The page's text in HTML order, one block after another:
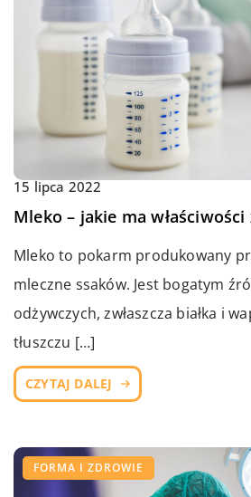
15 lipca 2022
Mleko – jakie ma
Mleko to pokarm produkowany
mleczne ssaków. Jest bogatym
odżywczych, zwłaszcza białka i
tłuszczu […]
CZYTAJ DALEJ
FORMA I ZDROWIE